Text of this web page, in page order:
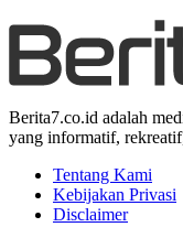
Berita7.co.id adalah
yang informatif,
Tentang Kami
Kebijakan Privasi
Disclaimer